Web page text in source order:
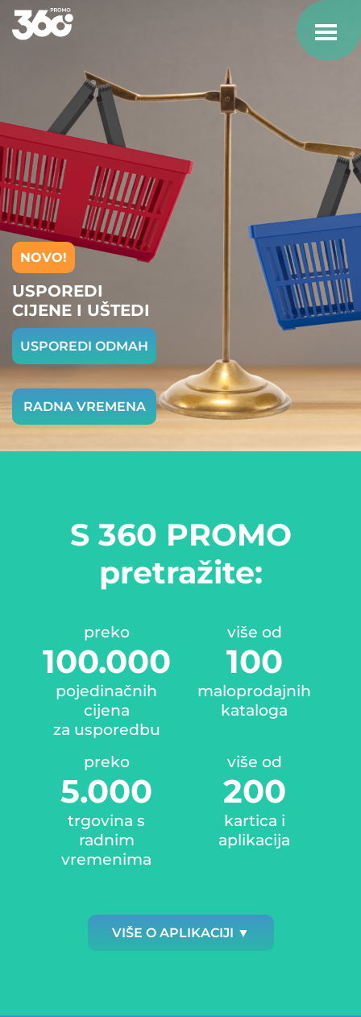
NOVO!
USPOREDI
CIJENE I UŠTEDI
USPOREDI ODMAH
RADNA VREMENA
S 360 PROMO
pretražite:
preko
100.000
pojedinačnih
cijena
za usporedbu
više od
100
maloprodajnih
kataloga
preko
5.000
trgovina s
radnim
vremenima
više od
200
kartica i
aplikacija
VIŠE O APLIKACIJI ▼